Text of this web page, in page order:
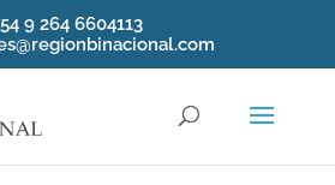
9 264 6604113